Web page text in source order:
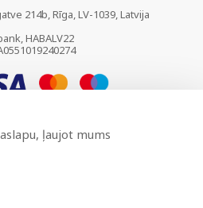
214b, Rīga, LV-1039, Latvija
HABALV22
ļaujot mums